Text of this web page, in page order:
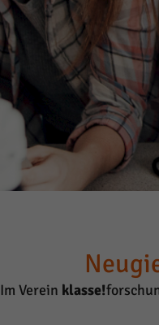
Im Verein klasse!